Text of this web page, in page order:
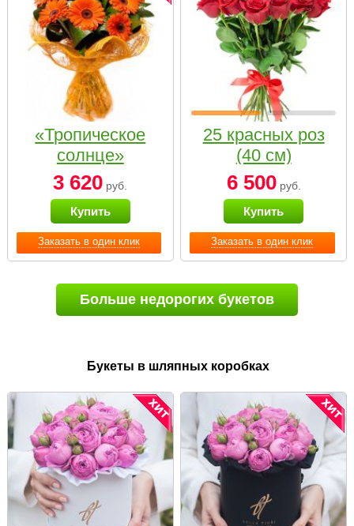
Заказать в один клик
«Тропическое
солнце»
3 620 руб.
Купить
Заказать в один клик
25 красных роз
(40 см)
6 500руб.
Купить
Больше недорогих букетов
Букеты в шляпных коробках